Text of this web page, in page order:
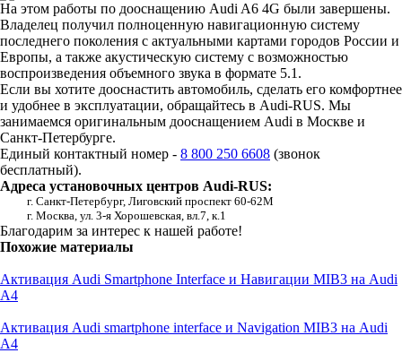
На этом работы по дооснащению Audi A6 4G были завершены.
Владелец получил полноценную навигационную систему
последнего поколения с актуальными картами городов России и
Европы, а также акустическую систему с возможностью
воспроизведения объемного звука в формате 5.1.
Если вы хотите дооснастить автомобиль, сделать его комфортнее
и удобнее в эксплуатации, обращайтесь в Audi-RUS. Мы
занимаемся оригинальным дооснащением Audi в Москве и
Санкт-Петербурге.
Единый контактный номер - 8 800 250 6608 (звонок
бесплатный).
Адреса установочных центров Audi-RUS:
г. Санкт-Петербург, Лиговский проспект 60-62М
г. Москва, ул. 3-я Хорошевская, вл.7, к.1
Благодарим за интерес к нашей работе!
Похожие материалы
Активация Audi Smartphone Interface и Навигации MIB3 на Audi
A4
Активация Audi smartphone interface и Navigation MIB3 на Audi
A4